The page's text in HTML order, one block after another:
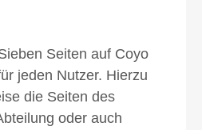
Seiten auf Coyo
jeden Nutzer. Hierzu
die Seiten des
oder auch